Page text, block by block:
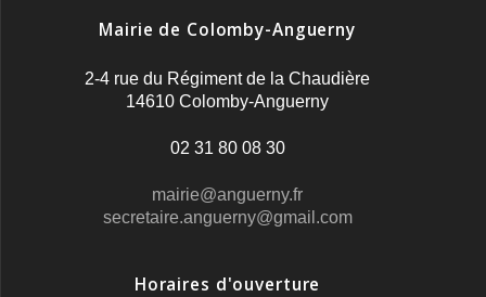
Mairie de Colomby-Anguerny
2-4 rue du Régiment de la Chaudière
14610 Colomby-Anguerny
02 31 80 08 30
mairie@anguerny.fr
secretaire.anguerny@gmail.com
Horaires d'ouverture